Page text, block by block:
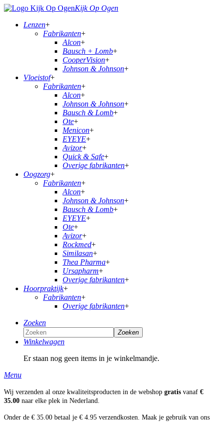
Kijk Op Ogen
Lenzen+
Fabrikanten+
Alcon+
Bausch + Lomb+
CooperVision+
Johnson & Johnson+
Vloeistof+
Fabrikanten+
Alcon+
Johnson & Johnson+
Bausch & Lomb+
Ote+
Menicon+
EYEYE+
Avizor+
Quick & Safe+
Overige fabrikanten+
Oogzorg+
Fabrikanten+
Alcon+
Johnson & Johnson+
Bausch & Lomb+
EYEYE+
Ote+
Avizor+
Rockmed+
Similasan+
Thea Pharma+
Ursapharm+
Overige fabrikanten+
Hoorpraktijk+
Fabrikanten+
Overige fabrikanten+
Zoeken
Zoeken
Winkelwagen
Er staan nog geen items in je winkelmandje.
Menu
Wij verzenden al onze kwaliteitsproducten in de webshop gratis vanaf €
35.00 naar elke plek in Nederland.
Onder de € 35.00 betaal je € 4.95 verzendkosten. Maak je gebruik van ons